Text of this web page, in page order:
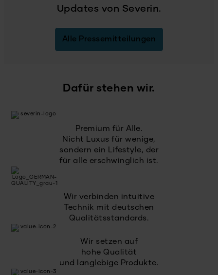
Updates von Severin.
Alle Pressemitteilungen
Dafür stehen wir.
Premium für Alle.
Nicht Luxus für wenige,
sondern ein Lifestyle, der
für alle erschwinglich ist.
Wir verbinden intuitive
Technik mit deutschen
Qualitätsstandards.
Wir setzen auf
hohe Qualität
und langlebige Produkte.